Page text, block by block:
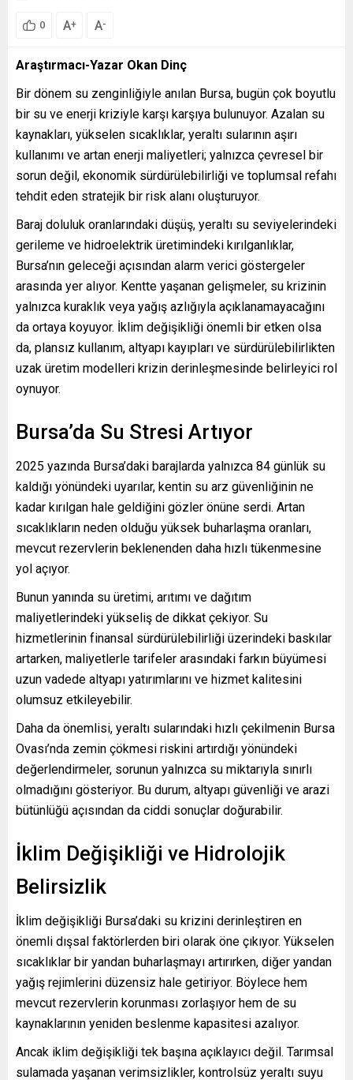
0 A+ A-
Araştırmacı-Yazar Okan Dinç
Bir dönem su zenginliğiyle anılan Bursa, bugün çok boyutlu
bir su ve enerji kriziyle karşı karşıya bulunuyor. Azalan su
kaynakları, yükselen sıcaklıklar, yeraltı sularının aşırı
kullanımı ve artan enerji maliyetleri; yalnızca çevresel bir
sorun değil, ekonomik sürdürülebilirliği ve toplumsal refahı
tehdit eden stratejik bir risk alanı oluşturuyor.
Baraj doluluk oranlarındaki düşüş, yeraltı su seviyelerindeki
gerileme ve hidroelektrik üretimindeki kırılganlıklar,
Bursa’nın geleceği açısından alarm verici göstergeler
arasında yer alıyor. Kentte yaşanan gelişmeler, su krizinin
yalnızca kuraklık veya yağış azlığıyla açıklanamayacağını
da ortaya koyuyor. İklim değişikliği önemli bir etken olsa
da, plansız kullanım, altyapı kayıpları ve sürdürülebilirlikten
uzak üretim modelleri krizin derinleşmesinde belirleyici rol
oynuyor.
Bursa’da Su Stresi Artıyor
2025 yazında Bursa’daki barajlarda yalnızca 84 günlük su
kaldığı yönündeki uyarılar, kentin su arz güvenliğinin ne
kadar kırılgan hale geldiğini gözler önüne serdi. Artan
sıcaklıkların neden olduğu yüksek buharlaşma oranları,
mevcut rezervlerin beklenenden daha hızlı tükenmesine
yol açıyor.
Bunun yanında su üretimi, arıtımı ve dağıtım
maliyetlerindeki yükseliş de dikkat çekiyor. Su
hizmetlerinin finansal sürdürülebilirliği üzerindeki baskılar
artarken, maliyetlerle tarifeler arasındaki farkın büyümesi
uzun vadede altyapı yatırımlarını ve hizmet kalitesini
olumsuz etkileyebilir.
Daha da önemlisi, yeraltı sularındaki hızlı çekilmenin Bursa
Ovası’nda zemin çökmesi riskini artırdığı yönündeki
değerlendirmeler, sorunun yalnızca su miktarıyla sınırlı
olmadığını gösteriyor. Bu durum, altyapı güvenliği ve arazi
bütünlüğü açısından da ciddi sonuçlar doğurabilir.
İklim Değişikliği ve Hidrolojik
Belirsizlik
İklim değişikliği Bursa’daki su krizini derinleştiren en
önemli dışsal faktörlerden biri olarak öne çıkıyor. Yükselen
sıcaklıklar bir yandan buharlaşmayı artırırken, diğer yandan
yağış rejimlerini düzensiz hale getiriyor. Böylece hem
mevcut rezervlerin korunması zorlaşıyor hem de su
kaynaklarının yeniden beslenme kapasitesi azalıyor.
Ancak iklim değişikliği tek başına açıklayıcı değil. Tarımsal
sulamada yaşanan verimsizlikler, kontrolsüz yeraltı suyu